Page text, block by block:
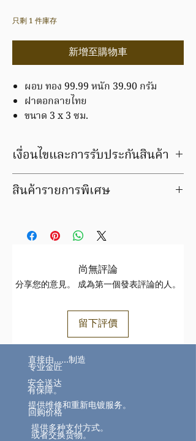
克
之
價
為
只剩 1 件庫存
新增至購物車
ผอบ ทอง 99.99 หนัก 39.90 กรัม
ฝาตอกลายไทย
ขนาด 3 x 3 ซม.
เงื่อนไขและการรับประกันสินค้า
มีบริการชุบ ล้าง ซ่อมใหม่ ฟรีค่าแรง
ภายในระยะเวลารับประกัน
ประกาศสมาคม
ตรวจสอบเงื่อนไขและการรับประกันสินค้า
https://www.tmkgold.com/faq
สินค้ารายการพิเศษ
ของเก่า / ของสะสม / สินค้าราคาลดพิเศษ /
สินค้าฝากขาย
www.tmkgold.com เท่านั้น
กรุณาลงชื่อเข้าใช้ (ด้านบนมุมขวาของเวป
สินค้าอาจมีการเปลี่ยนแปลงราคา จะมีเจ้า
หน้าที่ติดต่อกลับเพื่อยืนยันหลังจากทำ
รายการซื้อแล้ว
尚無評論
分享您的意見。 成為第一個發表評論的人。
留下評價
直接由……制造
专业金匠
安全送达
有保障。
提供维修和重新电镀服务。
回购价格
提供多种支付方式。
或者交换货物。